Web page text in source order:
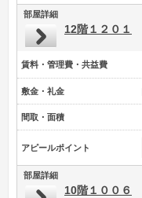
部屋詳細
12階１２０１
賃料・管理費・共益費
敷金・礼金
間取・面積
アピールポイント
部屋詳細
10階１００６